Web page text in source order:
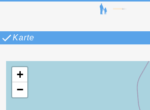
Karte
+
−